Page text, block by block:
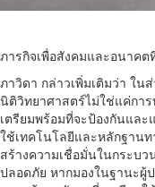
ภารกิจเพื่อสังคมและอนาค
ภาวิดา กล่าวเพิ่มเติมว่า ใน
นิติวิทยาศาสตร์ไม่ใช่แค่กา
เตรียมพร้อมที่จะป้องกันแล
ใช้เทคโนโลยีและหลักฐาน
สร้างความเชื่อมั่นในกระบ
ปลอดภัย หากมองในฐานะผู้